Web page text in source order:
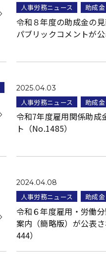
人事労務ニュース 助成金
令和８年度の助成金の
パブリックコメントが公
2025.04.03
人事労務ニュース 助成金
令和7年度雇用関係助成
ト（No.1485）
2024.04.08
人事労務ニュース 助成金
令和６年度雇⽤・労働
案内（簡略版）が公表
444）